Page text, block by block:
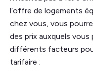
l’offre de logements
chez vous, vous
des prix auxquels
différents facteurs
tarifaire :